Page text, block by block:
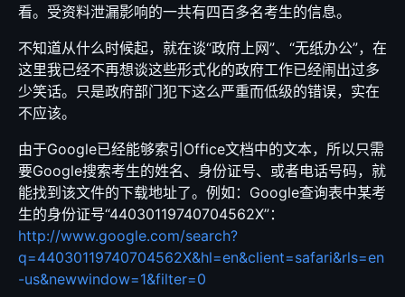
看。受资料泄漏影响的一共有四百多名考生的信息。
不知道从什么时候起，就在谈“政府上网”、“无纸办公”，在
这里我已经不再想谈这些形式化的政府工作已经闹出过多
少笑话。只是政府部门犯下这么严重而低级的错误，实在
不应该。
由于Google已经能够索引Office文档中的文本，所以只需
要Google搜索考生的姓名、身份证号、或者电话号码，就
能找到该文件的下载地址了。例如：Google查询表中某考
生的身份证号“44030119740704562X”：
http://www.google.com/search?
q=44030119740704562X&hl=en&client=safari&rls=en
-us&newwindow=1&filter=0